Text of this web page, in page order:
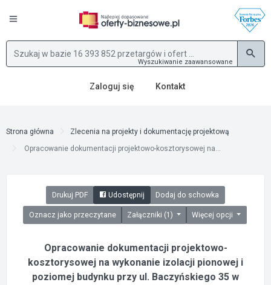
Wyszukiwanie zaawansowane
Zaloguj się Kontakt
Strona główna
Zlecenia na projekty i dokumentację projektową
Opracowanie dokumentacji projektowo-kosztorysowej na...
Drukuj PDF Udostępnij Dodaj do schowka
Oznacz jako przeczytane Załączniki (1) Więcej opcji
Opracowanie dokumentacji projektowo-
kosztorysowej na wykonanie izolacji pionowej i
poziomej budynku przy ul. Baczyńskiego 35 w